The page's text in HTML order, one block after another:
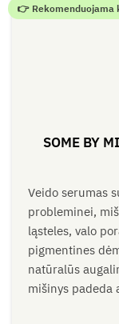
👉 Rekomenduojama
SOME BY
Veido serumas
probleminei,
ląsteles, valo
pigmentines
natūralūs
mišinys padeda